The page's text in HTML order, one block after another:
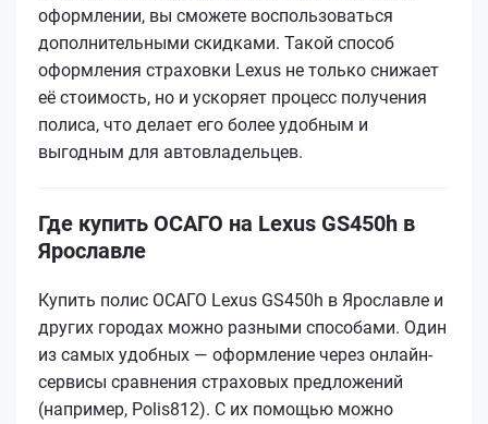
оформлении, вы сможете воспользоваться
дополнительными скидками. Такой способ
оформления страховки Lexus не только снижает
её стоимость, но и ускоряет процесс получения
полиса, что делает его более удобным и
выгодным для автовладельцев.
Где купить ОСАГО на Lexus GS450h в
Ярославле
Купить полис ОСАГО Lexus GS450h в Ярославле и
других городах можно разными способами. Один
из самых удобных — оформление через онлайн-
сервисы сравнения страховых предложений
(например, Polis812). С их помощью можно